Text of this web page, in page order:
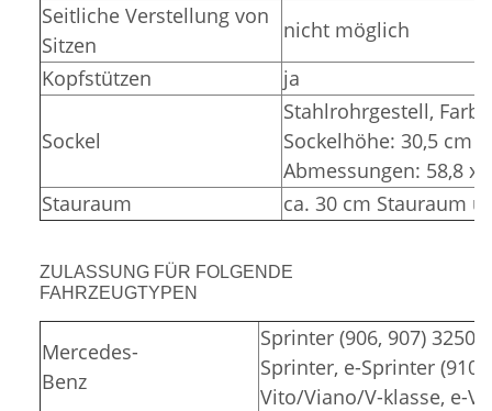
Seitliche Verstellung von
Sitzen
nicht möglich
Kopfstützen
ja
Sockel
Stahlrohrgestell,
Sockelhöhe: 30,5 cm
Abmessungen: 58,8 x
Stauraum
ca. 30 cm Stauraum
ZULASSUNG FÜR FOLGENDE
FAHRZEUGTYPEN
Mercedes-
Benz
Sprinter (906, 907) 3250,
Sprinter, e-Sprinter (910)
Vito/Viano/V-klasse, e-